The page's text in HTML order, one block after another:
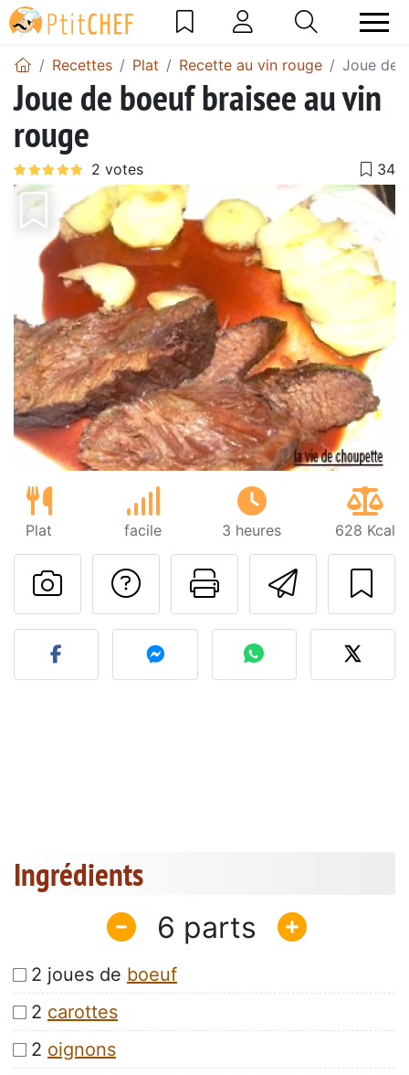
Recettes Plat Recette au vin rouge Joue de
Joue de boeuf braisee au vin
rouge
Plat facile 3 heures 628 Kcal
Imprimer
Poser une
Publier votre photo de
Ingrédients
6
2 joues de boeuf
2 carottes
2 oignons